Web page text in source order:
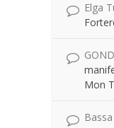
Elga
Mon